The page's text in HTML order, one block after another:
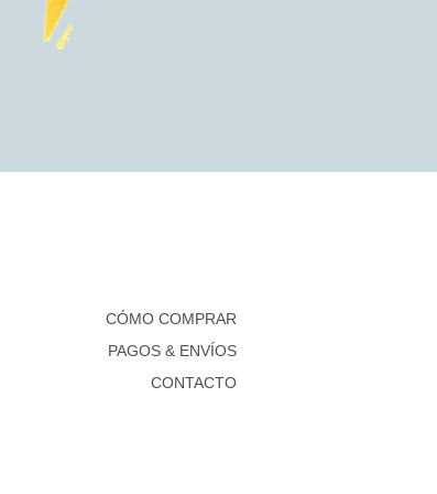
CÓMO COMPRAR
PAGOS & ENVÍOS
CONTACTO